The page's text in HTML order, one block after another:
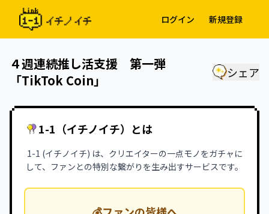
ログイン 新規登録
４週連続推し活支援 第一弾
「TikTok Coin」
シェア
1-1（イチノイチ）とは
1-1 (イチノイチ) は、クリエイターの一点モノをガチャに
して、ファンとの特別な繋がりを生み出すサービスです。